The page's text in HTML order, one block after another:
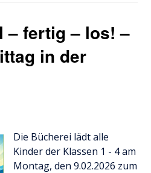
– fertig – los! –
in der
Die Bücherei lädt alle
Kinder der Klassen 1 - 4 am
Montag, den 9.02.2026 zum